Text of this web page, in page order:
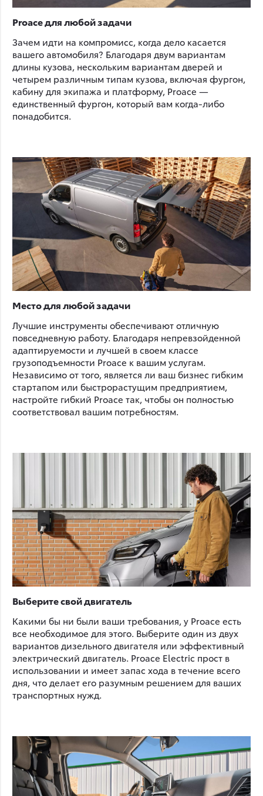
Proace для любой задачи
Зачем идти на компромисс, когда дело касается
вашего автомобиля? Благодаря двум вариантам
длины кузова, нескольким вариантам дверей и
четырем различным типам кузова, включая фургон,
кабину для экипажа и платформу, Proace —
единственный фургон, который вам когда-либо
понадобится.
Место для любой задачи
Лучшие инструменты обеспечивают отличную
повседневную работу. Благодаря непревзойденной
адаптируемости и лучшей в своем классе
грузоподъемности Proace к вашим услугам.
Независимо от того, является ли ваш бизнес гибким
стартапом или быстрорастущим предприятием,
настройте гибкий Proace так, чтобы он полностью
соответствовал вашим потребностям.
Выберите свой двигатель
Какими бы ни были ваши требования, у Proace есть
все необходимое для этого. Выберите один из двух
вариантов дизельного двигателя или эффективный
электрический двигатель. Proace Electric прост в
использовании и имеет запас хода в течение всего
дня, что делает его разумным решением для ваших
транспортных нужд.